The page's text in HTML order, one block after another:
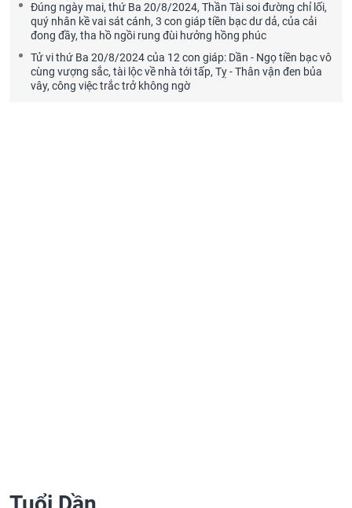
Đúng ngày mai, thứ Ba 20/8/2024, Thần Tài soi đường chỉ lối,
quý nhân kề vai sát cánh, 3 con giáp tiền bạc dư dả, của cải
đong đầy, tha hồ ngồi rung đùi hưởng hồng phúc
Tử vi thứ Ba 20/8/2024 của 12 con giáp: Dần - Ngọ tiền bạc vô
cùng vượng sắc, tài lộc về nhà tới tấp, Tỵ - Thân vận đen bủa
vây, công việc trắc trở không ngờ